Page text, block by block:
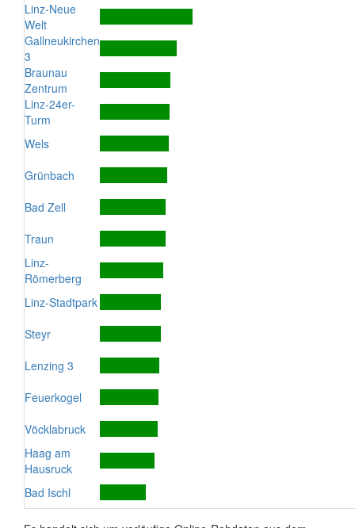
Linz-Neue
Welt
Gallneukirchen
3
Braunau
Zentrum
Linz-24er-
Turm
Wels
Grünbach
Bad Zell
Traun
Linz-
Römerberg
Linz-Stadtpark
Steyr
Lenzing 3
Feuerkogel
Vöcklabruck
Haag am
Hausruck
Bad Ischl